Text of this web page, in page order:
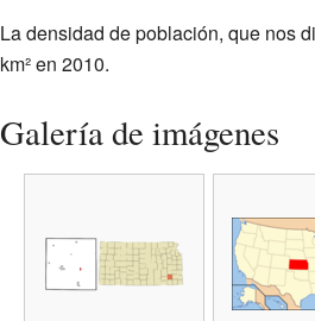
La densidad de población, que nos
km² en 2010.
Galería de imágenes